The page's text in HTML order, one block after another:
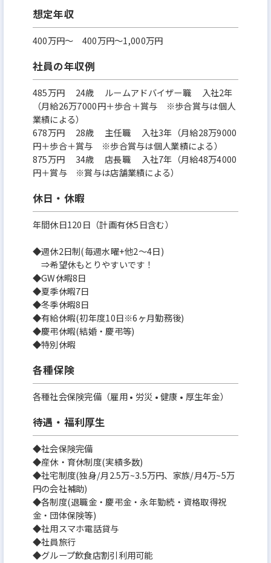
想定年収
400万円〜 400万円～1,000万円
社員の年収例
485万円 24歳 ルームアドバイザー職 入社2年
（月給26万7000円＋歩合＋賞与 ※歩合賞与は個人
業績による）
678万円 28歳 主任職 入社3年（月給28万9000
円＋歩合＋賞与 ※歩合賞与は個人業績による）
875万円 34歳 店長職 入社7年（月給48万4000
円＋賞与 ※賞与は店舗業績による）
休日・休暇
年間休日120日（計画有休5日含む）
◆週休2日制(毎週水曜+他2～4日)
⇒希望休もとりやすいです！
◆GW休暇8日
◆夏季休暇7日
◆冬季休暇8日
◆有給休暇(初年度10日※6ヶ月勤務後)
◆慶弔休暇(結婚・慶弔等)
◆特別休暇
各種保険
各種社会保険完備（雇用 • 労災 • 健康 • 厚生年金）
待遇・福利厚生
◆社会保険完備
◆産休・育休制度(実績多数)
◆社宅制度(独身/月2.5万~3.5万円、家族/月4万~5万
円の会社補助)
◆各制度(退職金・慶弔金・永年勤続・資格取得祝
金・団体保険等)
◆社用スマホ電話貸与
◆社員旅行
◆グループ飲食店割引利用可能